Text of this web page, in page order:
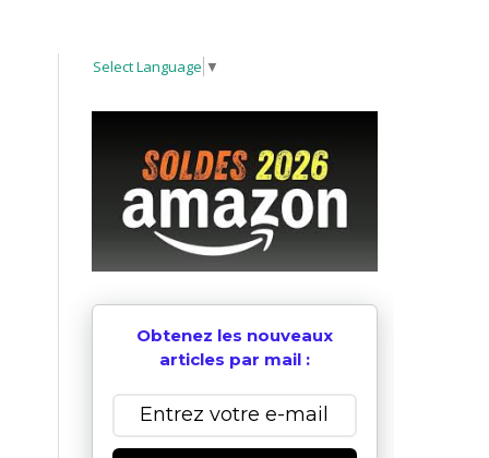
Select Language ▼
Obtenez les nouveaux
articles par mail :